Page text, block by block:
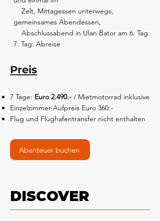
Zelt, Mittagessen unterwegs,
gemeinsames Abendessen,
Abschlussabend in Ulan Bator am 6. Tag
7. Tag: Abreise
Preis
7 Tage: Euro 2.490.- / Mietmotorrad inklusive
Einzelzimmer-Aufpreis Euro 360.-
Flug und Flughafentransfer nicht enthalten
Abenteuer buchen
DISCOVER